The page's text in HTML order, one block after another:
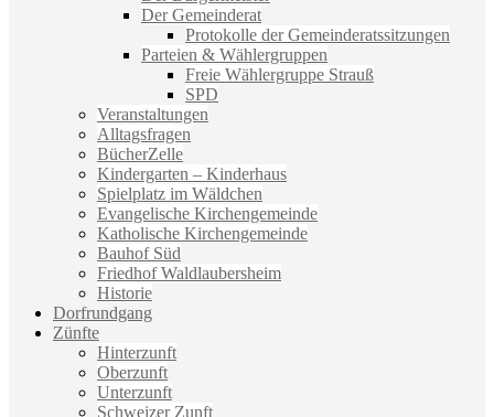
Der Gemeinderat
Protokolle der Gemeinderatssitzungen
Parteien & Wählergruppen
Freie Wählergruppe Strauß
SPD
Veranstaltungen
Alltagsfragen
BücherZelle
Kindergarten – Kinderhaus
Spielplatz im Wäldchen
Evangelische Kirchengemeinde
Katholische Kirchengemeinde
Bauhof Süd
Friedhof Waldlaubersheim
Historie
Dorfrundgang
Zünfte
Hinterzunft
Oberzunft
Unterzunft
Schweizer Zunft